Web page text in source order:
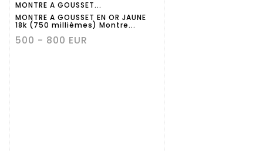
détaillée
MONTRE A GOUSSET...
MONTRE A GOUSSET EN OR JAUNE
18k (750 millièmes) Montre...
500 - 800 EUR